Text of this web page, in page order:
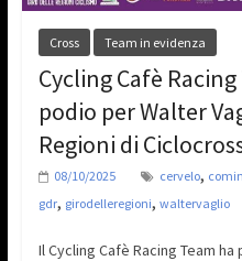
Cross Team in evidenza
Cycling Cafè
podio per Walter
Regioni di
08/10/2025 cervelo,
gdr, girodelleregioni, waltervaglio
Il Cycling Cafè Racing Team